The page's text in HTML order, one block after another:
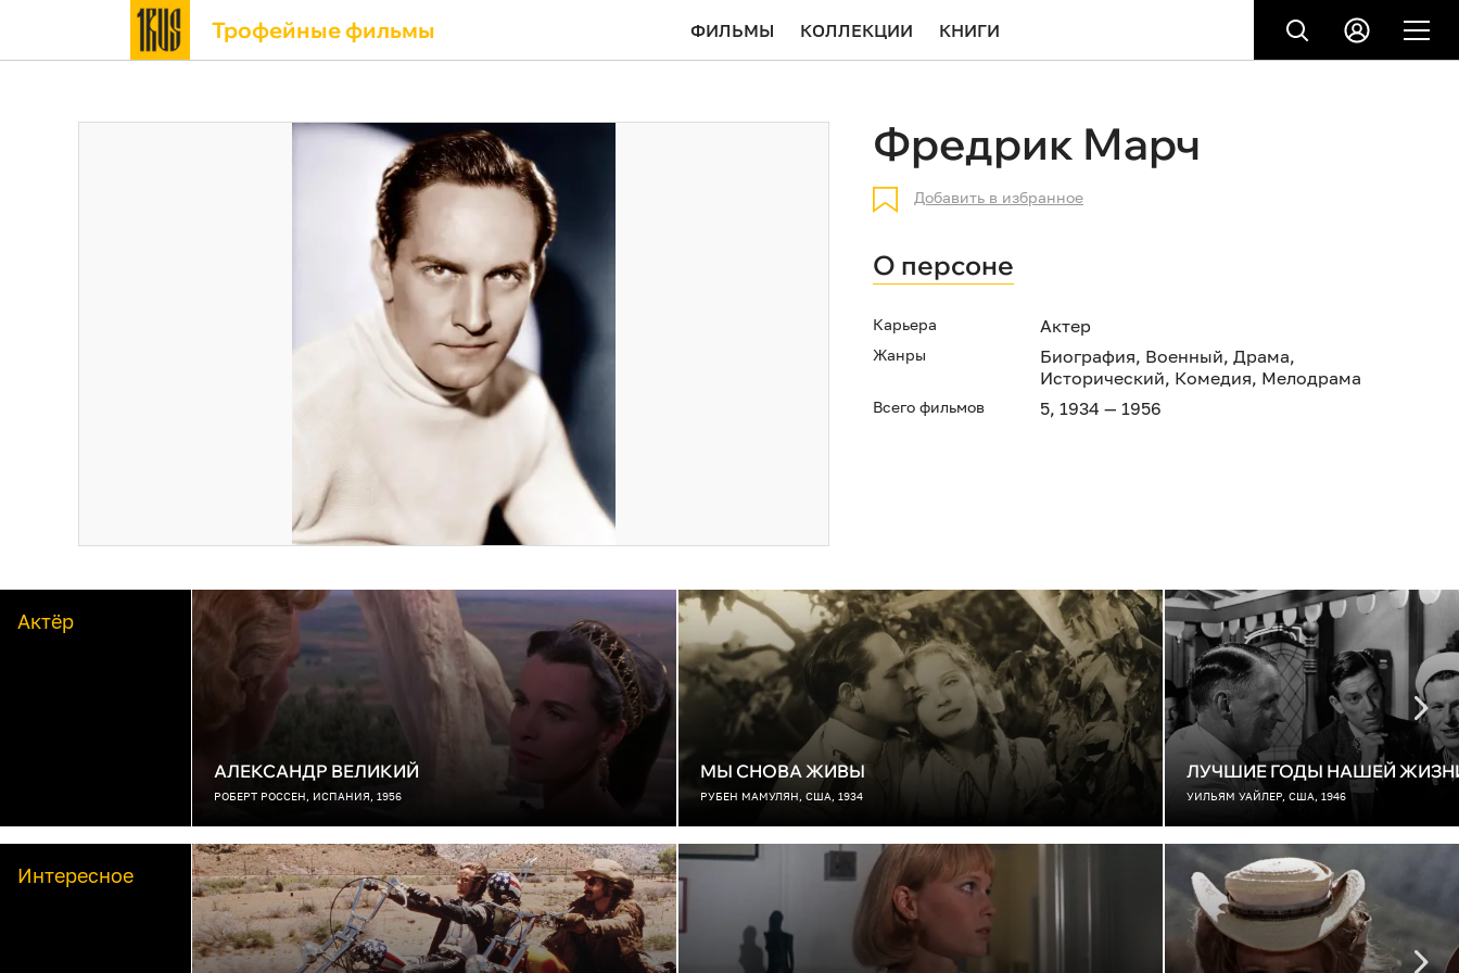
Трофейные фильмы ФИЛЬМЫ КОЛЛЕКЦИИ КНИГИ
Фредрик Марч
Добавить в избранное
О персоне
Карьера Актер
Жанры Биография, Военный, Драма,
Исторический, Комедия, Мелодрама
Всего фильмов 5, 1934 — 1956
Актёр
АЛЕКСАНДР ВЕЛИКИЙ
РОБЕРТ РОССЕН, ИСПАНИЯ, 1956
МЫ СНОВА ЖИВЫ
РУБЕН МАМУЛЯН, США, 1934
ЛУЧШИЕ ГОДЫ НАШЕЙ
УИЛЬЯМ УАЙЛЕР, США, 1946
Интересное